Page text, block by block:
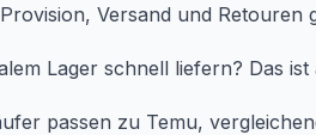
Versand und Retouren
Lager schnell liefern? Das
passen zu Temu,